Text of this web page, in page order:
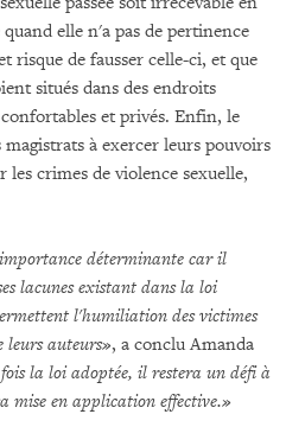
elle n'a pas de pertinence
risque de fausser celle-ci, et que
situés dans des endroits
et privés. Enfin, le
à exercer leurs pouvoirs
les crimes de violence sexuelle,
déterminante car il
lacunes existant dans la loi
l'humiliation des victimes
leurs auteurs», a conclu Amanda
la loi adoptée, il restera un défi à
mise en application effective.»